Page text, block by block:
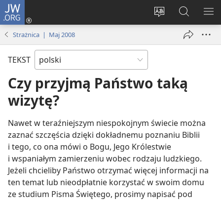
JW.ORG
Wybór
Logowanie
(opens
Szukaj
na
JW.ORG
Strażnica | Maj 2008
TEKST
Czy przyjmą Państwo taką
wizytę?
Nawet w teraźniejszym niespokojnym świecie można
zaznać szczęścia dzięki dokładnemu poznaniu Biblii
i tego, co ona mówi o Bogu, Jego Królestwie
i wspaniałym zamierzeniu wobec rodzaju ludzkiego.
Jeżeli chcieliby Państwo otrzymać więcej informacji na
ten temat lub nieodpłatnie korzystać w swoim domu
ze studium Pisma Świętego, prosimy napisać pod